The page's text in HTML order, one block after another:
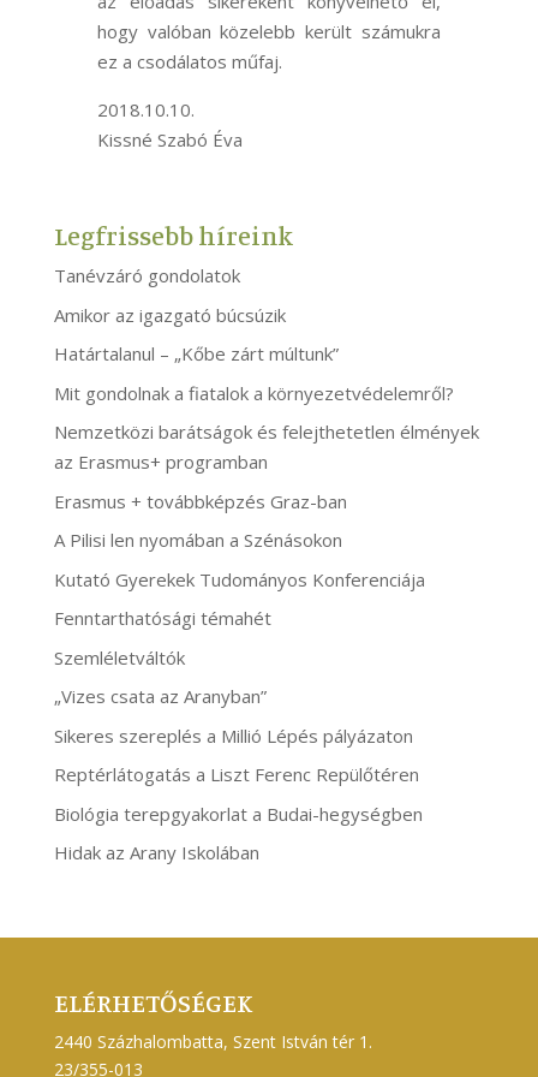
hogy valóban közelebb került számukra
ez a csodálatos műfaj.
2018.10.10.
Kissné Szabó Éva
Legfrissebb híreink
Tanévzáró gondolatok
Amikor az igazgató búcsúzik
Határtalanul – „Kőbe zárt múltunk”
Mit gondolnak a fiatalok a környezetvédelemről?
Nemzetközi barátságok és felejthetetlen élmények
az Erasmus+ programban
Erasmus + továbbképzés Graz-ban
A Pilisi len nyomában a Szénásokon
Kutató Gyerekek Tudományos Konferenciája
Fenntarthatósági témahét
Szemléletváltók
„Vizes csata az Aranyban”
Sikeres szereplés a Millió Lépés pályázaton
Reptérlátogatás a Liszt Ferenc Repülőtéren
Biológia terepgyakorlat a Budai-hegységben
Hidak az Arany Iskolában
ELÉRHETŐSÉGEK
2440 Százhalombatta, Szent István tér 1.
23/355-013